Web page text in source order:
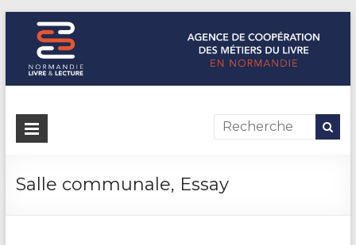
Normandie Livre & Lecture
L'agence de coopération des métiers du livre en Normandie
Salle communale, Essay